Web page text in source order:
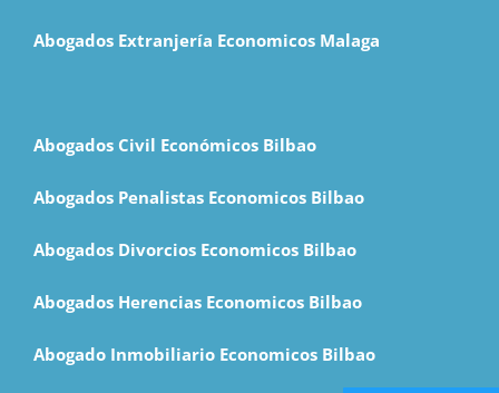
Abogados Extranjería Economicos Malaga
Abogados Civil Económicos Bilbao
Abogados Penalistas Economicos Bilbao
Abogados Divorcios Economicos Bilbao
Abogados Herencias Economicos Bilbao
Abogado Inmobiliario Economicos Bilbao